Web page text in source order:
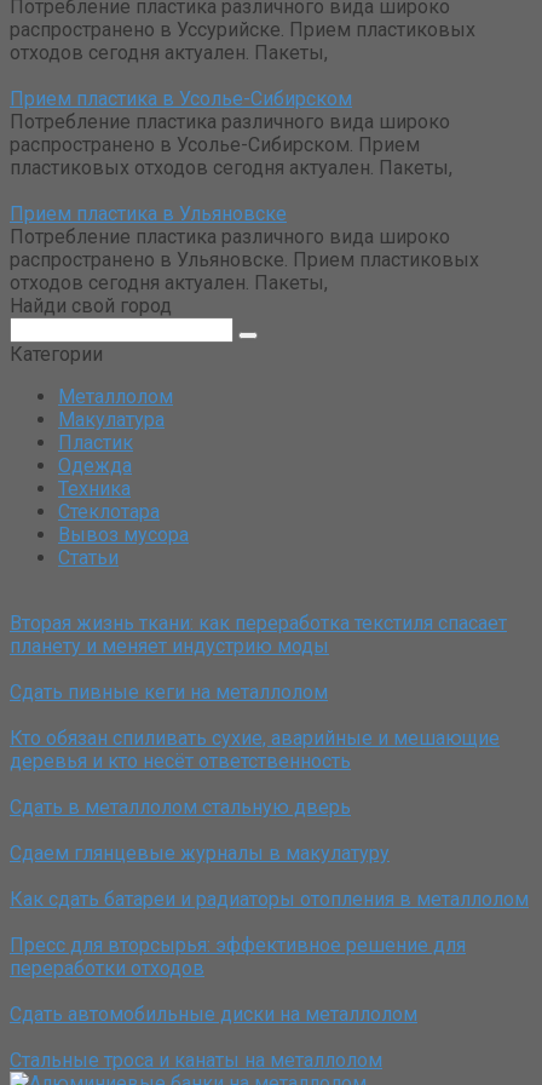
Потребление пластика различного вида широко
распространено в Уссурийске. Прием пластиковых
отходов сегодня актуален. Пакеты,
Прием пластика в Усолье-Сибирском
Потребление пластика различного вида широко
распространено в Усолье-Сибирском. Прием
пластиковых отходов сегодня актуален. Пакеты,
Прием пластика в Ульяновске
Потребление пластика различного вида широко
распространено в Ульяновске. Прием пластиковых
отходов сегодня актуален. Пакеты,
Найди свой город
Категории
Металлолом
Макулатура
Пластик
Одежда
Техника
Стеклотара
Вывоз мусора
Статьи
Вторая жизнь ткани: как переработка текстиля спасает
планету и меняет индустрию моды
Сдать пивные кеги на металлолом
Кто обязан спиливать сухие, аварийные и мешающие
деревья и кто несёт ответственность
Сдать в металлолом стальную дверь
Сдаем глянцевые журналы в макулатуру
Как сдать батареи и радиаторы отопления в металлолом
Пресс для вторсырья: эффективное решение для
переработки отходов
Сдать автомобильные диски на металлолом
Стальные троса и канаты на металлолом